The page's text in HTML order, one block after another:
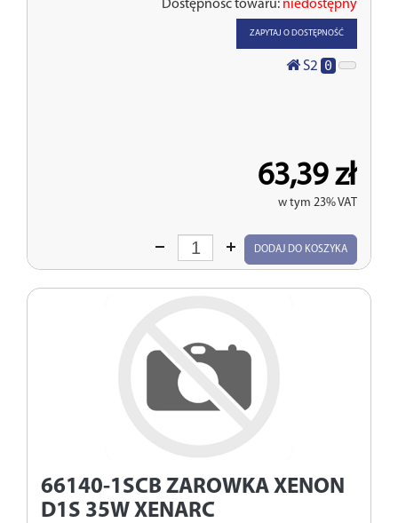
Dostępność towaru: niedostępny
ZAPYTAJ O DOSTĘPNOŚĆ
S2 0
63,39 zł
w tym 23% VAT
Wprowadź
DODAJ DO KOSZYKA
66140-1SCB ZAROWKA XENON
D1S 35W XENARC